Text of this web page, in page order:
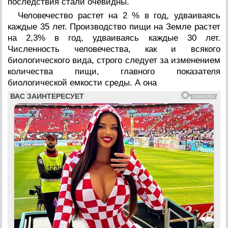
Человечество растет на 2 % в год, удваиваясь
каждые 35 лет. Производство пищи на Земле растет
на 2,3% в год, удваиваясь каждые 30 лет.
Численность человечества, как и всякого
биологического вида, строго следует за изменением
количества пищи, главного показателя
биологической емкости среды. А она